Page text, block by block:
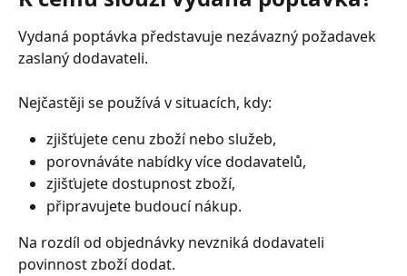
Vydaná poptávka představuje nezávazný požadavek
zaslaný dodavateli.
Nejčastěji se používá v situacích, kdy:
zjišťujete cenu zboží nebo služeb,
porovnáváte nabídky více dodavatelů,
zjišťujete dostupnost zboží,
připravujete budoucí nákup.
Na rozdíl od objednávky nevzniká dodavateli
povinnost zboží dodat.